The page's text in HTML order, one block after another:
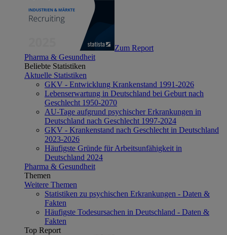
Zum Report
Pharma & Gesundheit
Beliebte Statistiken
Aktuelle Statistiken
GKV - Entwicklung Krankenstand 1991-2026
Lebenserwartung in Deutschland bei Geburt nach
Geschlecht 1950-2070
AU-Tage aufgrund psychischer Erkrankungen in
Deutschland nach Geschlecht 1997-2024
GKV - Krankenstand nach Geschlecht in Deutschland
2023-2026
Häufigste Gründe für Arbeitsunfähigkeit in
Deutschland 2024
Pharma & Gesundheit
Themen
Weitere Themen
Statistiken zu psychischen Erkrankungen - Daten &
Fakten
Häufigste Todesursachen in Deutschland - Daten &
Fakten
Top Report